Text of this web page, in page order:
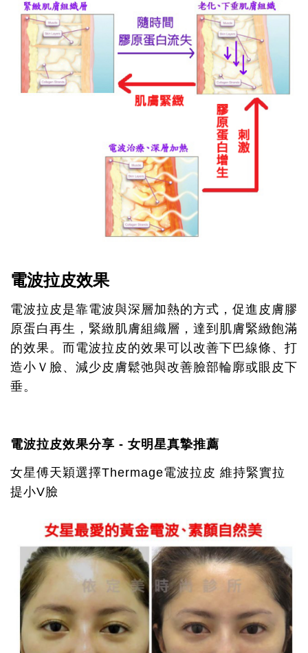
電波拉皮效果
電波拉皮是靠電波與深層加熱的方式，促進皮膚膠
原蛋白再生，緊緻肌膚組織層，達到肌膚緊緻飽滿
的效果。而電波拉皮的效果可以改善下巴線條、打
造小Ｖ臉、減少皮膚鬆弛與改善臉部輪廓或眼皮下
垂。
電波拉皮效果分享 - 女明星真摯推薦
女星傅天穎選擇Thermage電波拉皮 維持緊實拉
提小V臉